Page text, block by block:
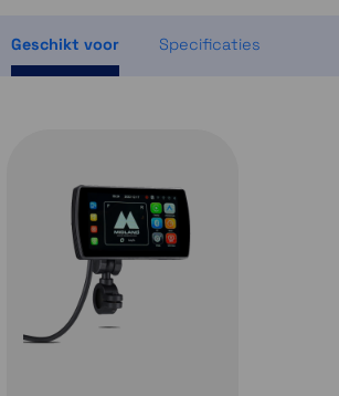
Geschikt voor Specificaties